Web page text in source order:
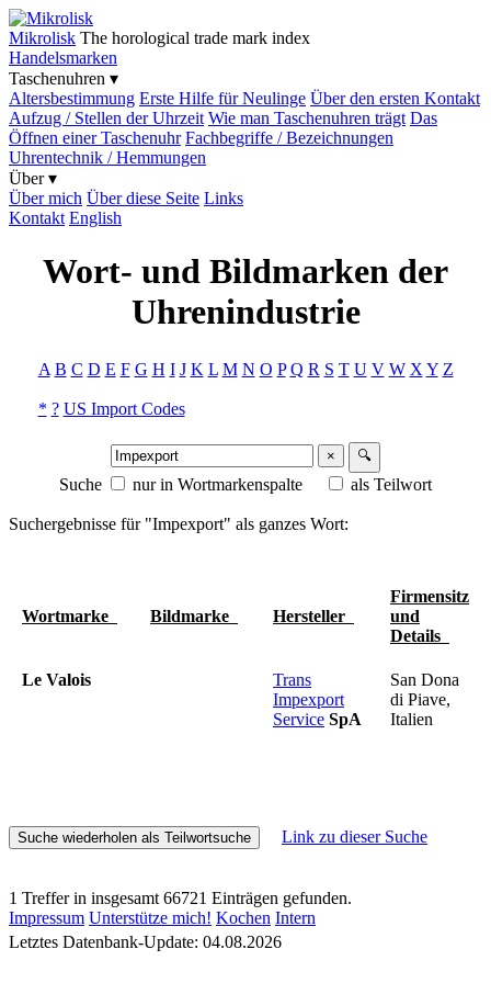
Mikrolisk The horological trade mark index
Handelsmarken
Taschenuhren ▾
Altersbestimmung Erste Hilfe für Neulinge Über den ersten Kontakt
Aufzug / Stellen der Uhrzeit Wie man Taschenuhren trägt Das
Öffnen einer Taschenuhr Fachbegriffe / Bezeichnungen
Uhrentechnik / Hemmungen
Über ▾
Über mich Über diese Seite Links
Kontakt English
Wort- und Bildmarken der
Uhrenindustrie
A B C D E F G H I J K L M N O P Q R S T U V W X Y Z
* ? US Import Codes
× 🔍
Suche nur in Wortmarkenspalte als Teilwort
Suchergebnisse für "Impexport" als ganzes Wort:
Wortmarke Bildmarke Hersteller
Firmensitz
und
Details
Le Valois
Trans
Impexport
Service SpA
San Dona
di Piave,
Italien
Link zu dieser Suche
1 Treffer in insgesamt 66721 Einträgen gefunden.
Impressum Unterstütze mich! Kochen Intern
Letztes Datenbank-Update: 04.08.2026